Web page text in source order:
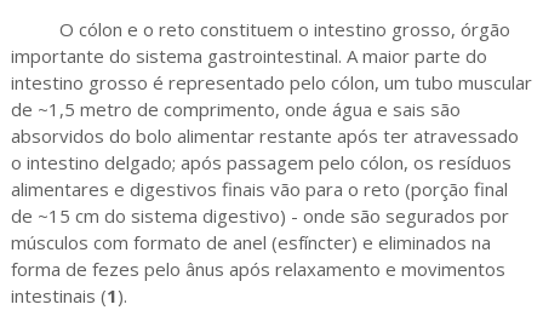
O cólon e o reto constituem o intestino grosso, órgão
importante do sistema gastrointestinal. A maior parte do
intestino grosso é representado pelo cólon, um tubo muscular
de ~1,5 metro de comprimento, onde água e sais são
absorvidos do bolo alimentar restante após ter atravessado
o intestino delgado; após passagem pelo cólon, os resíduos
alimentares e digestivos finais vão para o reto (porção final
de ~15 cm do sistema digestivo) - onde são segurados por
músculos com formato de anel (esfíncter) e eliminados na
forma de fezes pelo ânus após relaxamento e movimentos
intestinais (1).